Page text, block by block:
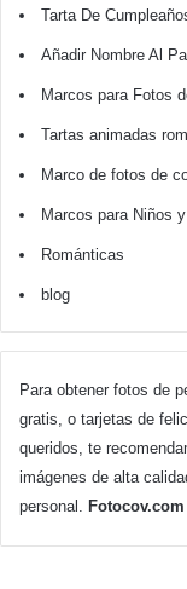
Tarta De
Añadir Nombre Al
Marcos para Fotos
Tartas animadas
Marco de fotos de
Marcos para Niños
Románticas
blog
Para obtener fotos de
gratis, o tarjetas de
queridos, te
imágenes de alta
personal.
Fotocov.com